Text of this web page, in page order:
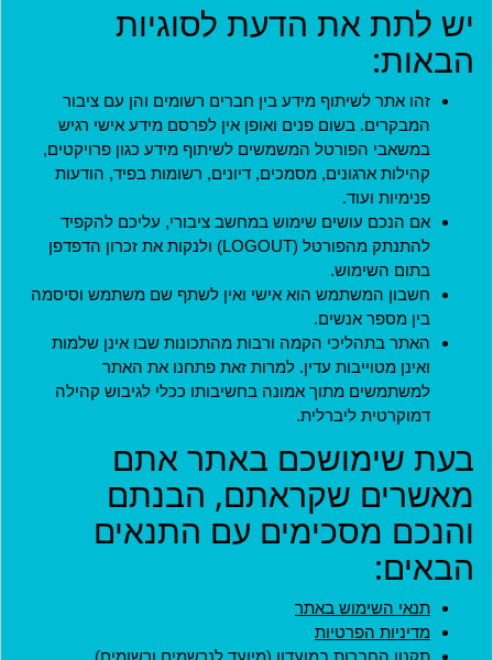
יש לתת את הדעת לסוגיות
הבאות:
זהו אתר לשיתוף מידע בין חברים רשומים והן עם ציבור
המבקרים. בשום פנים ואופן אין לפרסם מידע אישי רגיש
במשאבי הפורטל המשמשים לשיתוף מידע כגון פרויקטים,
קהילות ארגונים, מסמכים, דיונים, רשומות בפיד, הודעות
פנימיות ועוד.
אם הנכם עושים שימוש במחשב ציבורי, עליכם להקפיד
להתנתק מהפורטל (LOGOUT) ולנקות את זכרון הדפדפן
בתום השימוש.
חשבון המשתמש הוא אישי ואין לשתף שם משתמש וסיסמה
בין מספר אנשים.
האתר בתהליכי הקמה ורבות מהתכונות שבו אינן שלמות
ואינן מטוייבות עדין. למרות זאת פתחנו את האתר
למשתמשים מתוך אמונה בחשיבותו ככלי לגיבוש קהילה
דמוקרטית ליברלית.
בעת שימושכם באתר אתם
מאשרים שקראתם, הבנתם
והנכם מסכימים עם התנאים
הבאים:
תנאי השימוש באתר
מדיניות הפרטיות
תקנון החברות במועדון (מיועד לנרשמים ורשומים)
כניסה
הצטרפות
חידוש סיסמה
מדיניות
תקנון חברות במועדון
תקנון ארגונים שותפים
תנאי שימוש
מדיניות פרטיות
הצהרת נגישות
ארגונים שותפים
האתר נבנה בהתנדבות על ידי
אנשים ליברליים כמוכם בהובלת: